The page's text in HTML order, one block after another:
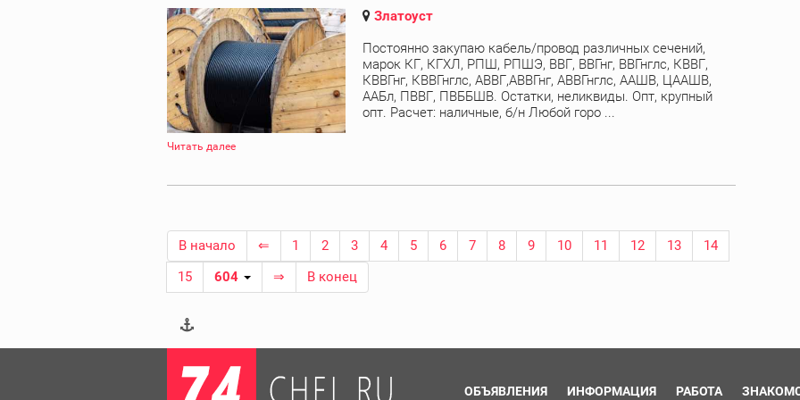
Златоуст
Постоянно закупаю кабель/провод различных сечений,
марок КГ, КГХЛ, РПШ, РПШЭ, ВВГ, ВВГнг, ВВГнглс, КВВГ,
КВВГнг, КВВГнглс, АВВГ,АВВГнг, АВВГнглс, ААШВ, ЦААШВ,
ААБл, ПВВГ, ПВББШВ. Остатки, неликвиды. Опт, крупный
опт. Расчет: наличные, б/н Любой горо ...
Читать далее
В начало ⇐ 1 2 3 4 5 6 7 8 9 10 11 12 13
14
15
604 ⇒ В конец
ОБЪЯВЛЕНИЯ ИНФОРМАЦИЯ РАБОТА